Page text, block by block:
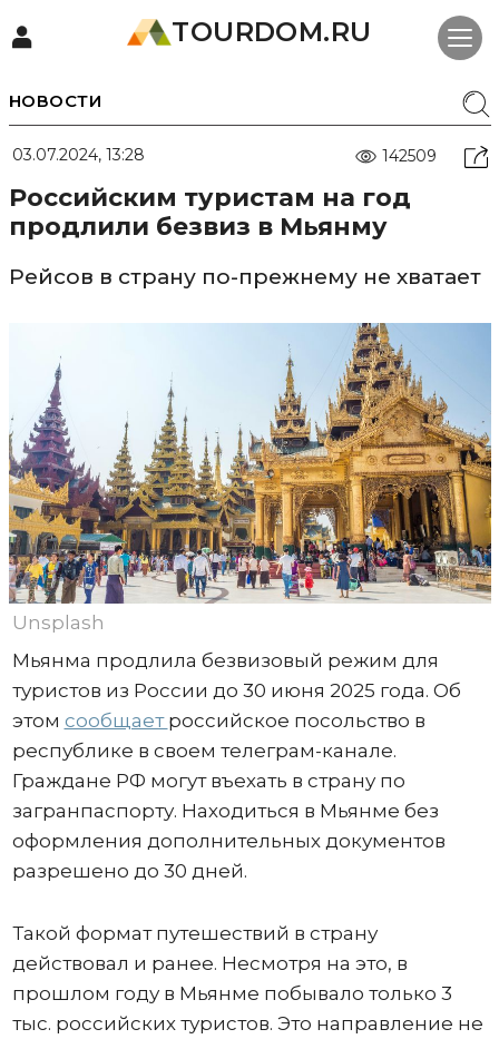
TOURDOM.RU
НОВОСТИ
03.07.2024, 13:28 142509
Российским туристам на год
продлили безвиз в Мьянму
Рейсов в страну по-прежнему не хватает
Unsplash
Мьянма продлила безвизовый режим для
туристов из России до 30 июня 2025 года. Об
этом сообщает российское посольство в
республике в своем телеграм-канале.
Граждане РФ могут въехать в страну по
загранпаспорту. Находиться в Мьянме без
оформления дополнительных документов
разрешено до 30 дней.
Такой формат путешествий в страну
действовал и ранее. Несмотря на это, в
прошлом году в Мьянме побывало только 3
тыс. российских туристов. Это направление не